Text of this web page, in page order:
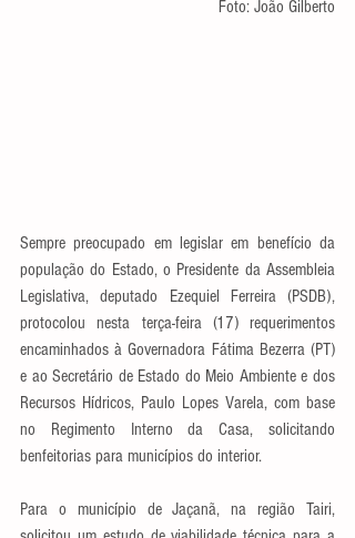
Foto: João Gilberto
Sempre preocupado em legislar em benefício da
população do Estado, o Presidente da Assembleia
Legislativa, deputado Ezequiel Ferreira (PSDB),
protocolou nesta terça-feira (17) requerimentos
encaminhados à Governadora Fátima Bezerra (PT)
e ao Secretário de Estado do Meio Ambiente e dos
Recursos Hídricos, Paulo Lopes Varela, com base
no Regimento Interno da Casa, solicitando
benfeitorias para municípios do interior.
Para o município de Jaçanã, na região Tairi,